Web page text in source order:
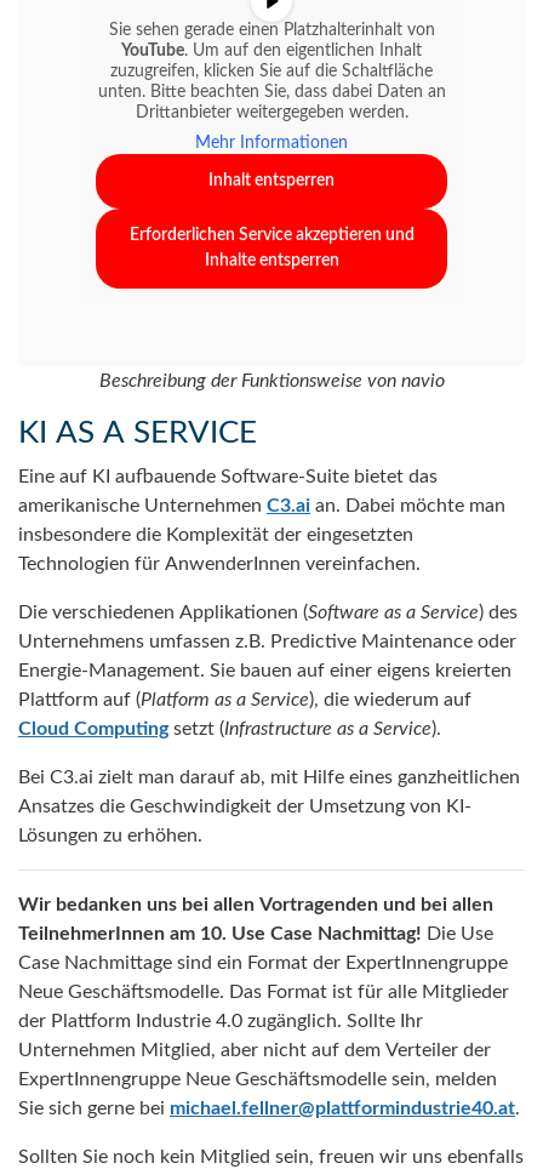
Sie sehen gerade einen Platzhalterinhalt von
YouTube. Um auf den eigentlichen Inhalt
zuzugreifen, klicken Sie auf die Schaltfläche
unten. Bitte beachten Sie, dass dabei Daten an
Drittanbieter weitergegeben werden.
Mehr Informationen
Inhalt entsperren
Erforderlichen Service akzeptieren und
Inhalte entsperren
Beschreibung der Funktionsweise von navio
KI AS A SERVICE
Eine auf KI aufbauende Software-Suite bietet das
amerikanische Unternehmen C3.ai an. Dabei möchte man
insbesondere die Komplexität der eingesetzten
Technologien für AnwenderInnen vereinfachen.
Die verschiedenen Applikationen (Software as a Service) des
Unternehmens umfassen z.B. Predictive Maintenance oder
Energie-Management. Sie bauen auf einer eigens kreierten
Plattform auf (Platform as a Service), die wiederum auf
Cloud Computingsetzt (Infrastructure as a Service).
Bei C3.ai zielt man darauf ab, mit Hilfe eines ganzheitlichen
Ansatzes die Geschwindigkeit der Umsetzung von KI-
Lösungen zu erhöhen.
Wir bedanken uns bei allen Vortragenden und bei allen
TeilnehmerInnen am 10. Use Case Nachmittag! Die Use
Case Nachmittage sind ein Format der ExpertInnengruppe
Neue Geschäftsmodelle. Das Format ist für alle Mitglieder
der Plattform Industrie 4.0 zugänglich. Sollte Ihr
Unternehmen Mitglied, aber nicht auf dem Verteiler der
ExpertInnengruppe Neue Geschäftsmodelle sein, melden
Sie sich gerne bei michael.fellner@plattformindustrie40.at.
Sollten Sie noch kein Mitglied sein, freuen wir uns ebenfalls